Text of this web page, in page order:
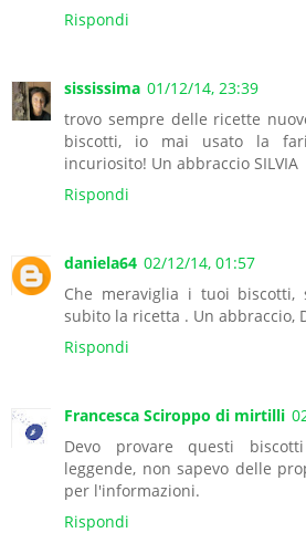
Rispondi
sississima 01/12/14, 23:39
trovo sempre delle ricette
biscotti, io mai usato la
incuriosito! Un abbraccio SILVIA
Rispondi
daniela64 02/12/14, 01:57
Che meraviglia i tuoi biscotti,
subito la ricetta . Un abbraccio,
Rispondi
Francesca Sciroppo di mirtilli
Devo provare questi
leggende, non sapevo delle
per l'informazioni.
Rispondi